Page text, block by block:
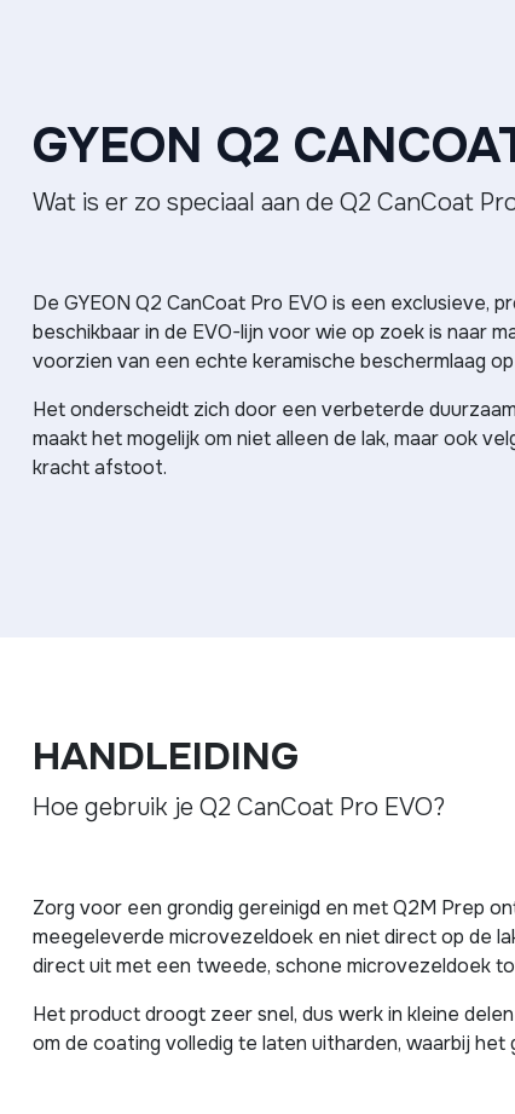
GYEON Q2
Wat is er zo speciaal aan de Q2 CanCoat
De GYEON Q2 CanCoat Pro EVO is een
beschikbaar in de EVO-lijn voor wie op zoek is naar
voorzien van een echte keramische beschermlaag op
Het onderscheidt zich door een verbeterde
maakt het mogelijk om niet alleen de lak, maar ook
kracht afstoot.
HANDLEIDING
Hoe gebruik je Q2 CanCoat Pro EVO?
Zorg voor een grondig gereinigd en met Q2M Prep
meegeleverde microvezeldoek en niet direct op de
direct uit met een tweede, schone microvezeldoek
Het product droogt zeer snel, dus werk in kleine
om de coating volledig te laten uitharden, waarbij